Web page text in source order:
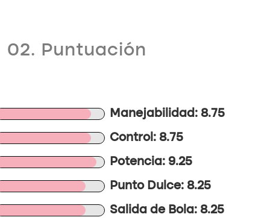
02. Puntuación
Manejabilidad: 8.75
Control: 8.75
Potencia: 9.25
Punto Dulce: 8.25
Salida de Bola: 8.25